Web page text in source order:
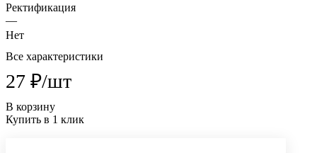
Ректификация
—
Нет
Все характеристики
27 ₽/шт
В корзину
Купить в 1 клик